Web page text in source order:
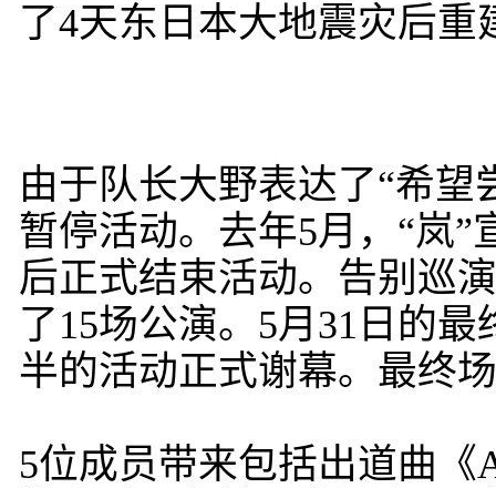
了4天东日本大地震灾后重
由于队长大野表达了“希望
暂停活动。去年5月，“岚
后正式结束活动。告别巡
了15场公演。5月31日的
半的活动正式谢幕。最终
5位成员带来包括出道曲《